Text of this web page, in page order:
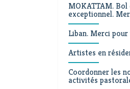
MOKATTAM. Bol
exceptionnel.
Liban. Merci
Artistes en
Coordonner les
activités